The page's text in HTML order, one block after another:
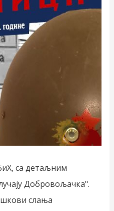
са детаљним
Добровољачка".
слања